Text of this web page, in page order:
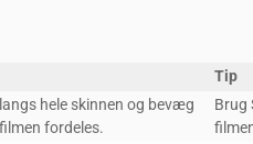
Tip
hele skinnen og bevæg
fordeles.
Brug